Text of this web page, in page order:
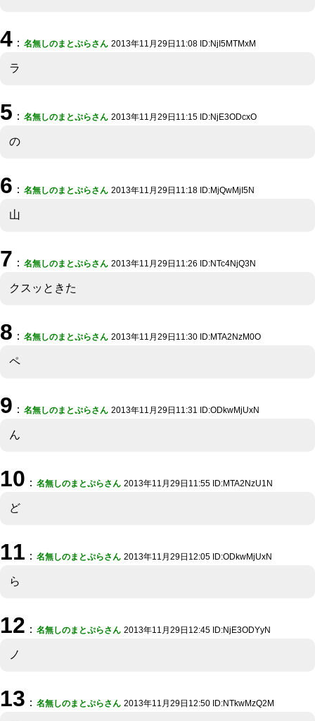
4 ： 名無しのまとぷらさん 2013年11月29日11:08 ID:NjI5MTMxM
ラ
5 ： 名無しのまとぷらさん 2013年11月29日11:15 ID:NjE3ODcxO
の
6 ： 名無しのまとぷらさん 2013年11月29日11:18 ID:MjQwMjI5N
山
7 ： 名無しのまとぷらさん 2013年11月29日11:26 ID:NTc4NjQ3N
クスッときた
8 ： 名無しのまとぷらさん 2013年11月29日11:30 ID:MTA2NzM0O
ペ
9 ： 名無しのまとぷらさん 2013年11月29日11:31 ID:ODkwMjUxN
ん
10 ： 名無しのまとぷらさん 2013年11月29日11:55 ID:MTA2NzU1N
ど
11 ： 名無しのまとぷらさん 2013年11月29日12:05 ID:ODkwMjUxN
ら
12 ： 名無しのまとぷらさん 2013年11月29日12:45 ID:NjE3ODYyN
ノ
13 ： 名無しのまとぷらさん 2013年11月29日12:50 ID:NTkwMzQ2M